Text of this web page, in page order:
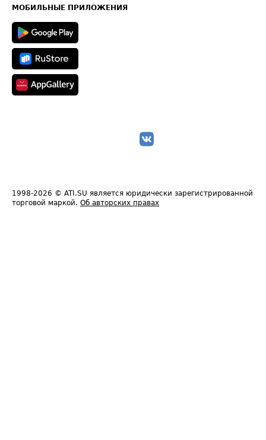
Техническая информация
МОБИЛЬНЫЕ ПРИЛОЖЕНИЯ
1998-2026 © ATI.SU является юридически зарегистрированной
торговой маркой. Об авторских правах